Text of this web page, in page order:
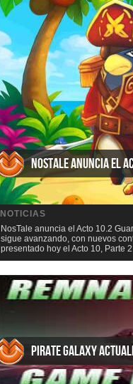
NosTale anuncia el
NOTICIAS
NosTale anuncia el Acto 10.2
sigue avanzando, con nuevos
presentado hoy el Acto 10, Parte
Pirate Galaxy